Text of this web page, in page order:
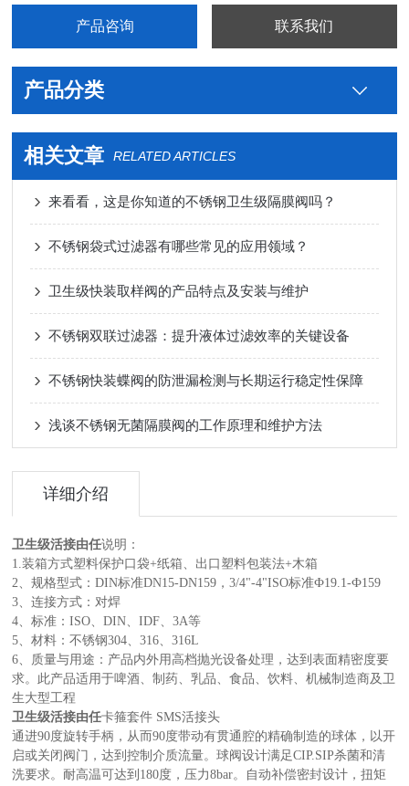
产品咨询 联系我们
产品分类
相关文章 RELATED ARTICLES
来看看，这是你知道的不锈钢卫生级隔膜阀吗？
不锈钢袋式过滤器有哪些常见的应用领域？
卫生级快装取样阀的产品特点及安装与维护
不锈钢双联过滤器：提升液体过滤效率的关键设备
不锈钢快装蝶阀的防泄漏检测与长期运行稳定性保障
浅谈不锈钢无菌隔膜阀的工作原理和维护方法
详细介绍
卫生级活接由任说明：
1.装箱方式塑料保护口袋+纸箱、出口塑料包装法+木箱
2、规格型式：DIN标准DN15-DN159，3/4"-4"ISO标准Ф19.1-Ф159
3、连接方式：对焊
4、标准：ISO、DIN、IDF、3A等
5、材料：不锈钢304、316、316L
6、质量与用途：产品内外用高档抛光设备处理，达到表面精密度要
求。此产品适用于啤酒、制药、乳品、食品、饮料、机械制造商及卫
生大型工程
卫生级活接由任卡箍套件 SMS活接头
通进90度旋转手柄，从而90度带动有贯通腔的精确制造的球体，以开
启或关闭阀门，达到控制介质流量。球阀设计满足CIP.SIP杀菌和清
洗要求。耐高温可达到180度，压力8bar。自动补偿密封设计，扭矩